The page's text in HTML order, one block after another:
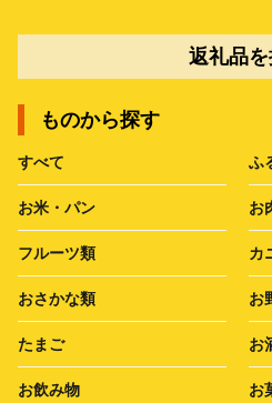
返礼品
ものから探す
すべて ふ
お米・パン お
フルーツ類 カ
おさかな類 お
たまご お
お飲み物 お